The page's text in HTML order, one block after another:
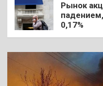
Рынок
0,17%